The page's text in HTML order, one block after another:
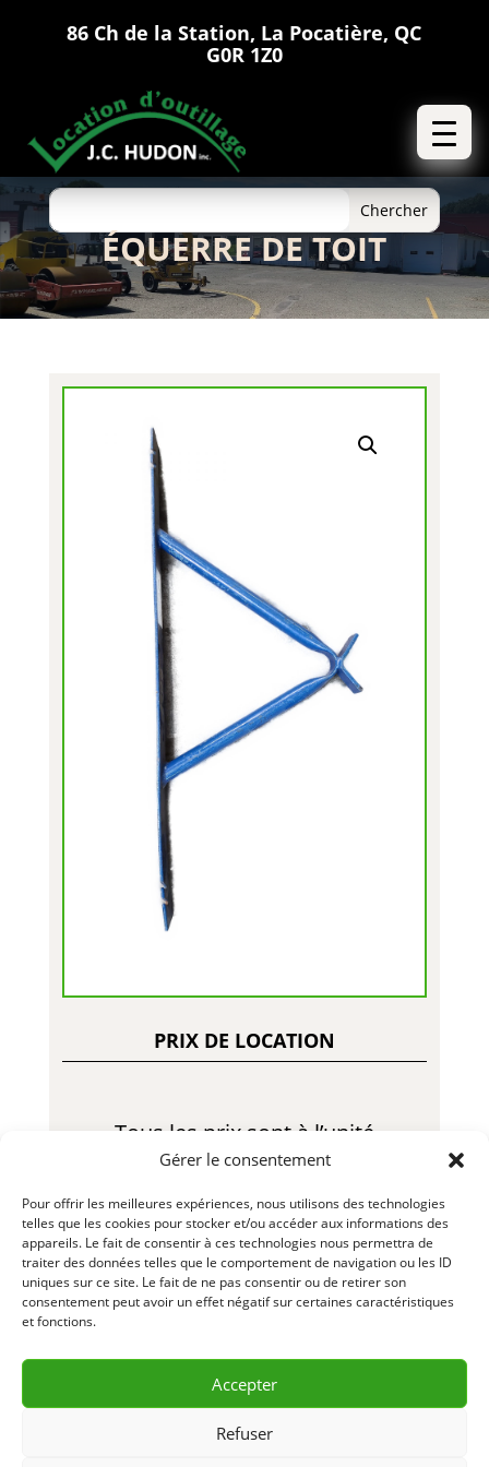
Gérer le consentement
Pour offrir les meilleures expériences, nous utilisons des technologies
telles que les cookies pour stocker et/ou accéder aux informations des
appareils. Le fait de consentir à ces technologies nous permettra de
traiter des données telles que le comportement de navigation ou les ID
uniques sur ce site. Le fait de ne pas consentir ou de retirer son
consentement peut avoir un effet négatif sur certaines caractéristiques
et fonctions.
Accepter
Refuser
86 Ch de la Station, La Pocatière, QC
G0R 1Z0
ÉQUERRE DE TOIT
PRIX DE LOCATION
Tous les prix sont à l’unité
12.00$ – Mois
LLL2022 – R23-01
DEMANDE D’INFORMATION
& RÉSERVATION